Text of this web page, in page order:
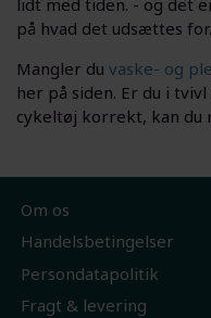
lidt med tiden. - og det
på hvad det udsættes for.
Mangler du vaske- og
her på siden. Er du i
cykeltøj korrekt, kan du
Om os
Handelsbetingelser
Persondatapolitik
Fragt & levering